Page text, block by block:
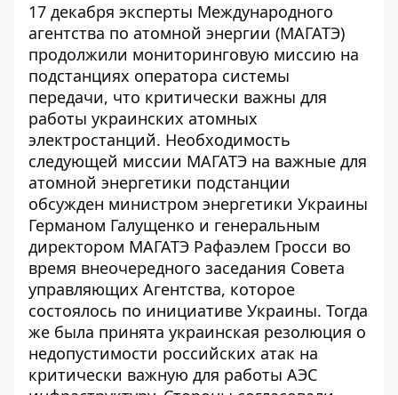
17 декабря эксперты Международного
агентства по атомной энергии (МАГАТЭ)
продолжили мониторинговую миссию на
подстанциях оператора системы
передачи, что критически важны для
работы украинских атомных
электростанций. Необходимость
следующей миссии МАГАТЭ на важные для
атомной энергетики подстанции
обсужден министром энергетики Украины
Германом Галущенко и генеральным
директором МАГАТЭ Рафаэлем Гросси во
время внеочередного заседания Совета
управляющих Агентства, которое
состоялось по инициативе Украины. Тогда
же была принята украинская резолюция о
недопустимости российских атак на
критически важную для работы АЭС